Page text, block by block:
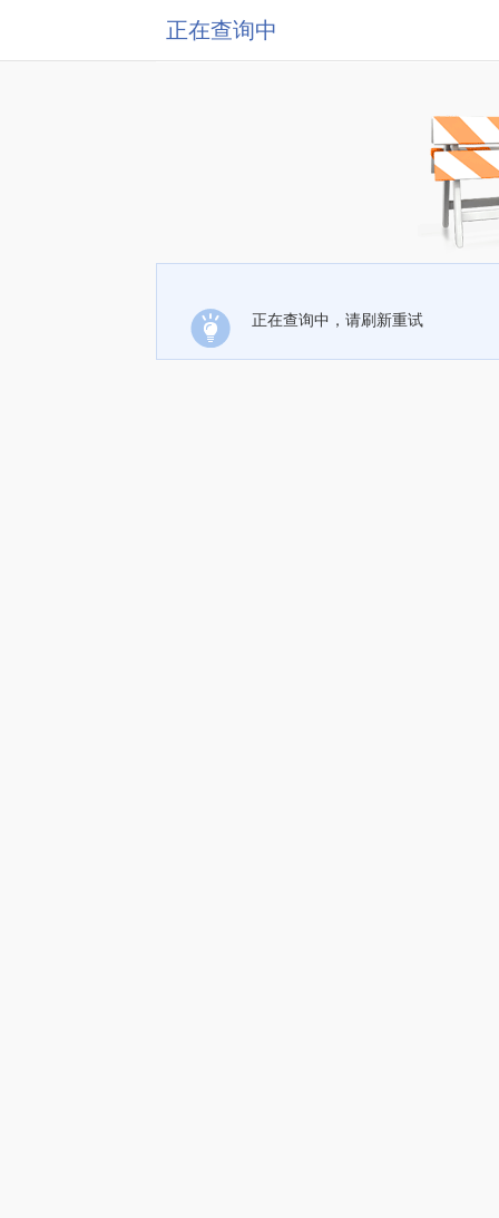
正在查询中
正在查询中，请刷新重试